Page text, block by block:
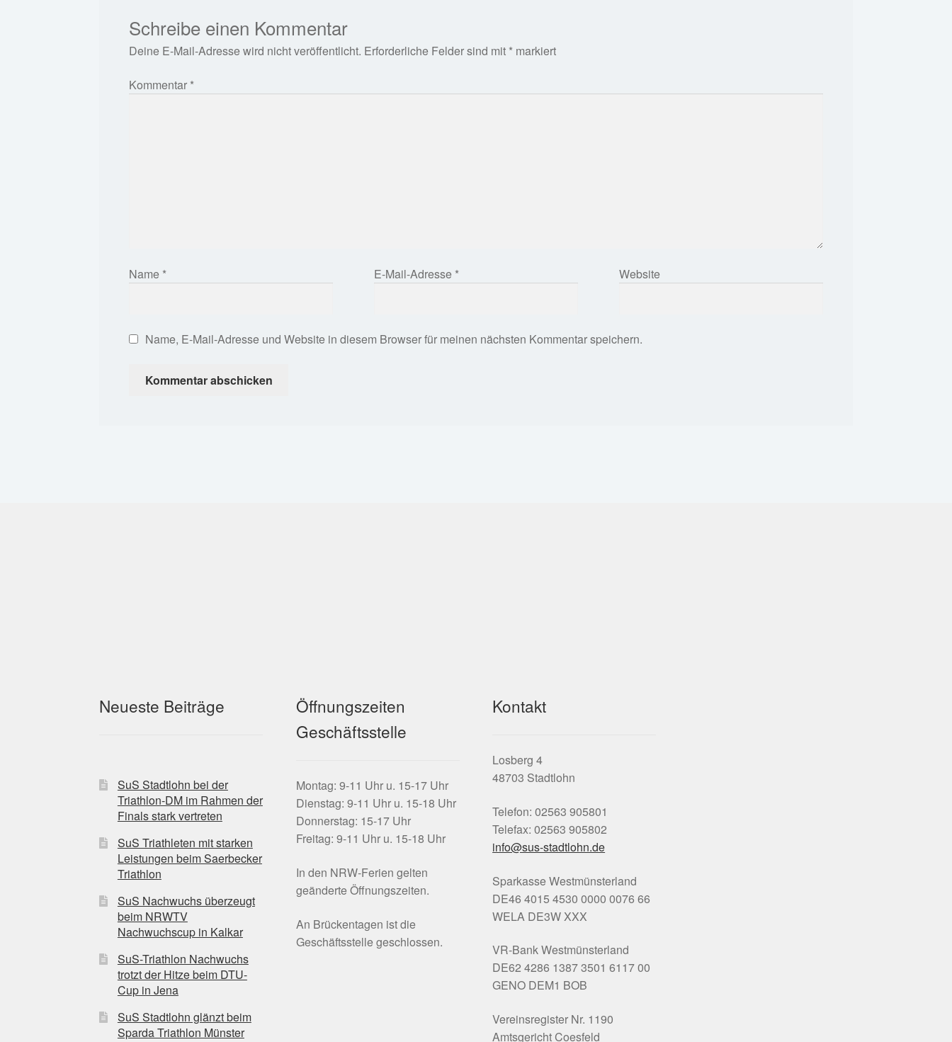
Schreibe einen Kommentar
Deine E-Mail-Adresse wird nicht veröffentlicht. Erforderliche Felder sind mit *markiert
Kommentar *
Name * E-Mail-Adresse * Website
Name, E-Mail-Adresse und Website in diesem Browser für meinen nächsten Kommentar speichern.
Neueste Beiträge
SuS Stadtlohn bei der
Triathlon-DM im Rahmen der
Finals stark vertreten
SuS Triathleten mit starken
Leistungen beim Saerbecker
Triathlon
SuS Nachwuchs überzeugt
beim NRWTV
Nachwuchscup in Kalkar
SuS-Triathlon Nachwuchs
trotzt der Hitze beim DTU-
Cup in Jena
SuS Stadtlohn glänzt beim
Sparda Triathlon Münster
Öffnungszeiten
Geschäftsstelle
Montag: 9-11 Uhr u. 15-17 Uhr
Dienstag: 9-11 Uhr u. 15-18 Uhr
Donnerstag: 15-17 Uhr
Freitag: 9-11 Uhr u. 15-18 Uhr
In den NRW-Ferien gelten
geänderte Öffnungszeiten.
An Brückentagen ist die
Geschäftsstelle geschlossen.
Kontakt
Losberg 4
48703 Stadtlohn
Telefon: 02563 905801
Telefax: 02563 905802
info@sus-stadtlohn.de
Sparkasse Westmünsterland
DE46 4015 4530 0000 0076 66
WELA DE3W XXX
VR-Bank Westmünsterland
DE62 4286 1387 3501 6117 00
GENO DEM1 BOB
Vereinsregister Nr. 1190
Amtsgericht Coesfeld